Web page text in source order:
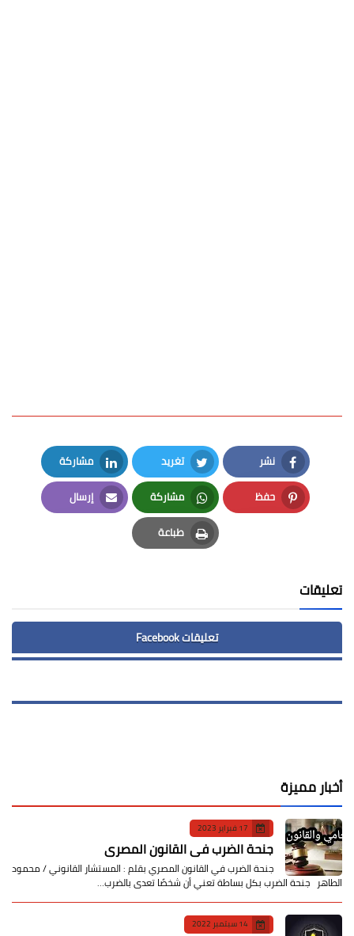
نشر
Facebook
تغريد
Twitter
مشاركة
LinkedIn
حفظ
Pinterest
مشاركة
Whatsapp
إرسال
Email
طباعة
Print
تعليقات
تعليقات Facebook
أخبار مميزة
17 فبراير 2023
جنحة الضرب في القانون المصري
جنحة الضرب في القانون المصري بقلم : المستشار القانوني / محمود
الطاهر جنحة الضرب بكل بساطة تعني أن شخصًا تعدى بالضرب…
14 سبتمبر 2022